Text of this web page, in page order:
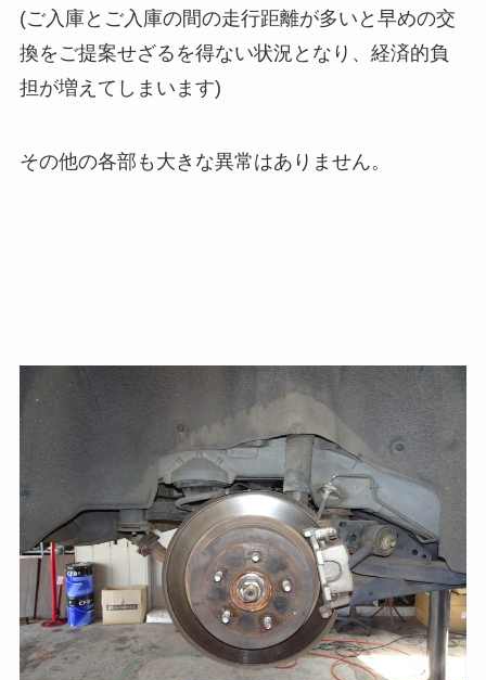
(ご入庫とご入庫の間の走行距離が多いと早めの交
換をご提案せざるを得ない状況となり、経済的負
担が増えてしまいます)
その他の各部も大きな異常はありません。